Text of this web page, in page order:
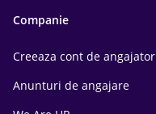
Companie
Creeaza cont de angajator
Anunturi de angajare